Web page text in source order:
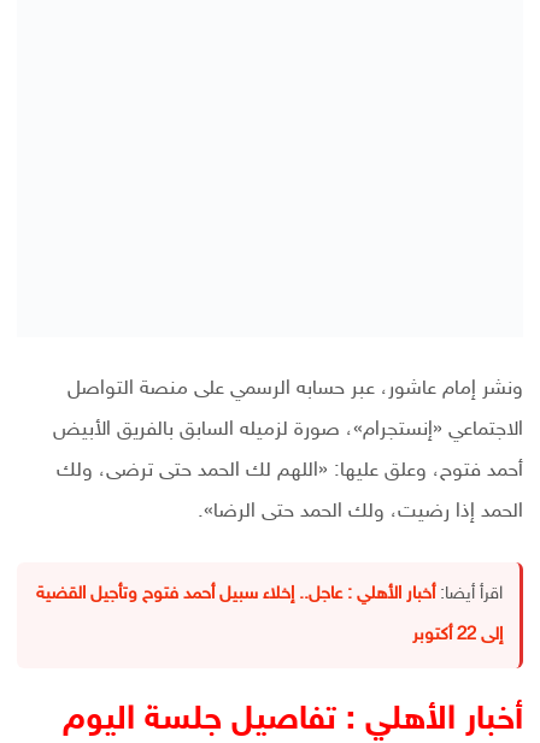
ونشر إمام عاشور، عبر حسابه الرسمي على منصة التواصل
الاجتماعي «إنستجرام»، صورة لزميله السابق بالفريق الأبيض
أحمد فتوح، وعلق عليها: «اللهم لك الحمد حتى ترضى، ولك
الحمد إذا رضيت، ولك الحمد حتى الرضا».
اقرأ أيضا: أخبار الأهلي : عاجل.. إخلاء سبيل أحمد فتوح وتأجيل القضية
إلى 22 أكتوبر
أخبار الأهلي : تفاصيل جلسة اليوم